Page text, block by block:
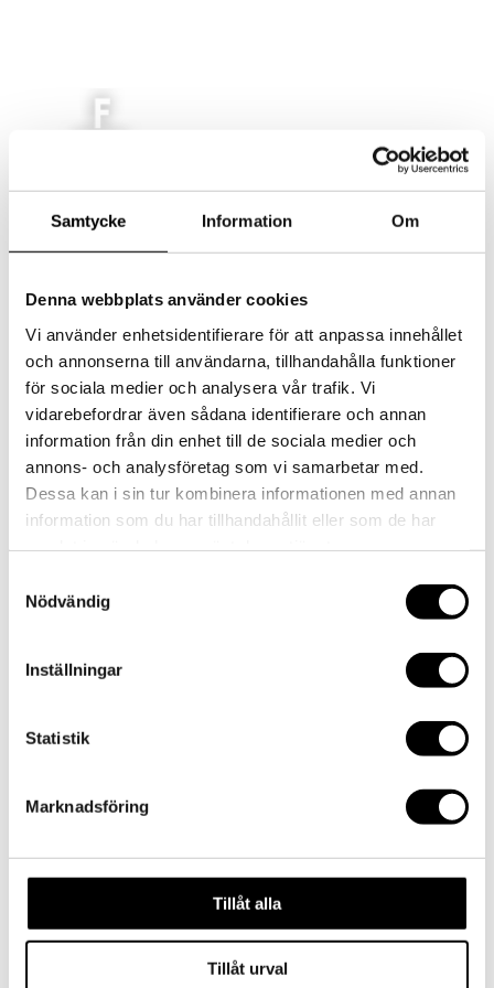
Samtycke Information Om
Denna webbplats använder cookies
Vi använder enhetsidentifierare för att anpassa innehållet
och annonserna till användarna, tillhandahålla funktioner
för sociala medier och analysera vår trafik. Vi
vidarebefordrar även sådana identifierare och annan
information från din enhet till de sociala medier och
annons- och analysföretag som vi samarbetar med.
Dessa kan i sin tur kombinera informationen med annan
information som du har tillhandahållit eller som de har
Nödvändig
Inställningar
Statistik
Marknadsföring
Tillåt alla
Tillåt urval
AKTUELLT
LOKAL
FEST/BRÖLLOP
KONTAKT
Select Page
fargfabr005042-000010
byadmin |2015-01-14|0 comments
Submit a Comment
Required
Email*